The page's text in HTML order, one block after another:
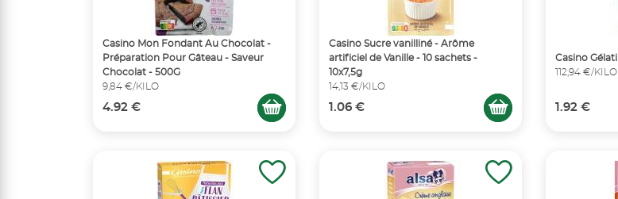
Casino Mon Fondant Au Chocolat -
Préparation Pour Gâteau - Saveur
Chocolat - 500G
9,84 €/KILO
4.92 €
Casino Sucre vanilliné - Arôme
artificiel de Vanille - 10 sachets -
10x7,5g
14,13 €/KILO
1.06 €
Casino
112,94 €/KILO
1.92 €